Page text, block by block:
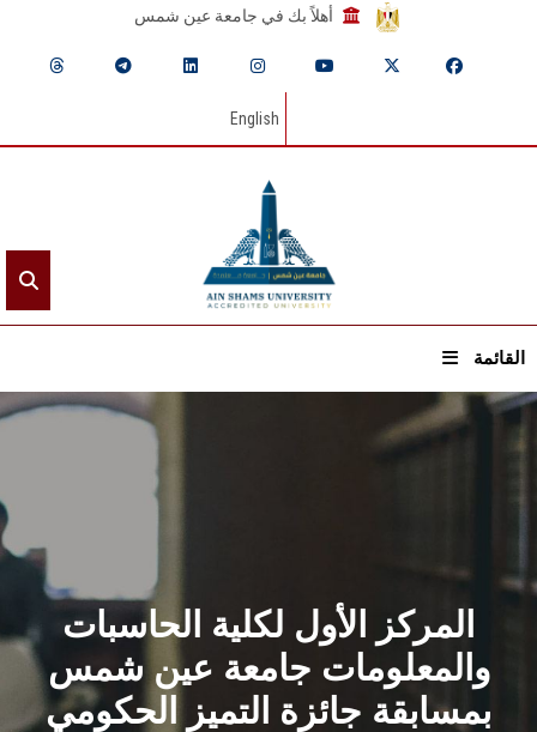
أهلاً بك في جامعة عين شمس
English
القائمة
الرئيسيـة
القطاعـات
الشئون الأكاديمية
البحث العلمي
المركز الأول لكلية الحاسبات
والمعلومات جامعة عين شمس
بمسابقة جائزة التميز الحكومي